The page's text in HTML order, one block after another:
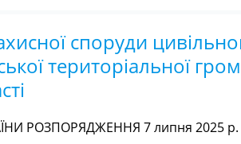
споруди
територіальної
РОЗПОРЯДЖЕННЯ 7 липня 2025